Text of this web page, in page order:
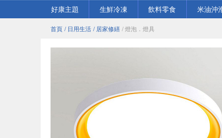
好康主題
生鮮冷凍 飲料零食 米油沖
首頁 / 日用生活 / 居家修繕 / 燈泡．燈具